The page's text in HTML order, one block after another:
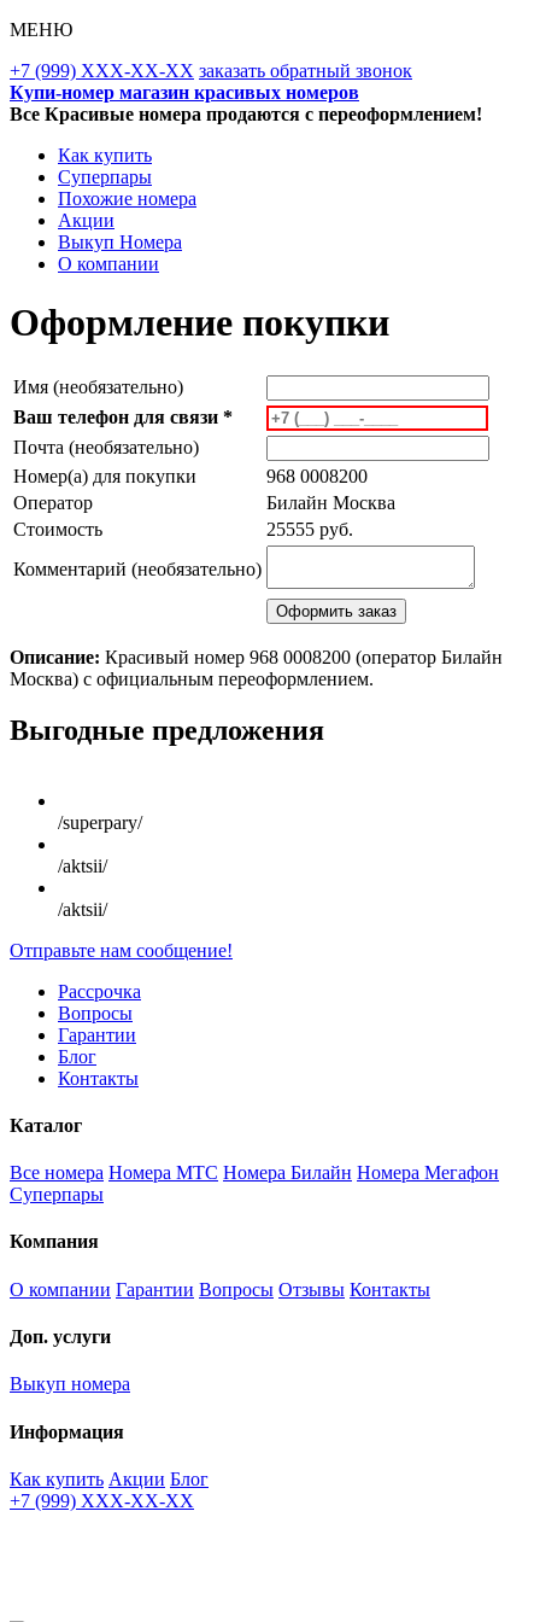
МЕНЮ
+7 (999) XXX-XX-XX заказать обратный звонок
Купи-номер магазин красивых номеров
Все Красивые номера продаются с переоформлением!
Как купить
Суперпары
Похожие номера
Акции
Выкуп Номера
О компании
Оформление покупки
Имя (необязательно)
Ваш телефон для связи *
Почта (необязательно)
Номер(а) для покупки
968 0008200
Оператор
Билайн Москва
Стоимость
25555 руб.
Комментарий (необязательно)
Описание: Красивый номер 968 0008200 (оператор Билайн
Москва) с официальным переоформлением.
Scroll
Up
Выгодные предложения
/superpary/
/aktsii/
/aktsii/
Отправьте нам сообщение!
Рассрочка
Вопросы
Гарантии
Блог
Контакты
Каталог
Все номера Номера МТС Номера Билайн Номера Мегафон
Суперпары
Компания
О компании Гарантии Вопросы Отзывы Контакты
Доп. услуги
Выкуп номера
Информация
Как купить Акции Блог
+7 (999) XXX-XX-XX